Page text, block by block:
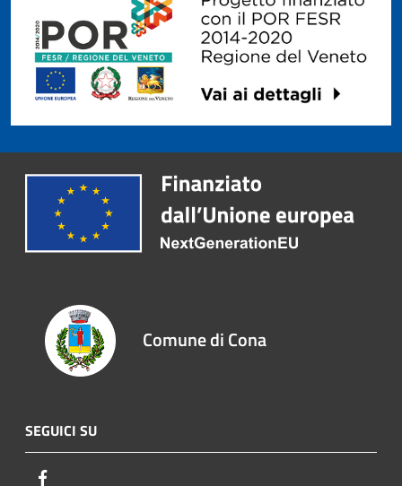
Comune di Cona
SEGUICI SU